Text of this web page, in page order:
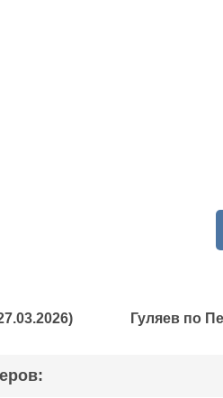
Гуляев по